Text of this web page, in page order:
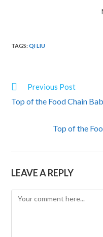
TAGS:QI LIU
READ
ARTICLES
Previous Post
Top of the Food Chain
Top of the
LEAVE A REPLY
Comment